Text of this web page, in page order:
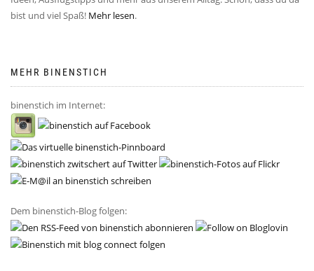
bist und viel Spaß! Mehr lesen.
MEHR BINENSTICH
binenstich im Internet:
Dem binenstich-Blog folgen: